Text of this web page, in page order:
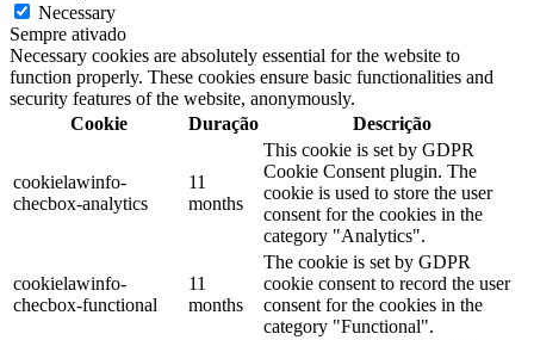
Necessary
Sempre ativado
Necessary cookies are absolutely essential for the website to
function properly. These cookies ensure basic functionalities and
security features of the website, anonymously.
Cookie
Duração Descrição
cookielawinfo-
checbox-analytics
11
months
This cookie is set by GDPR
Cookie Consent plugin. The
cookie is used to store the user
consent for the cookies in the
category "Analytics".
cookielawinfo-
checbox-functional
11
months
The cookie is set by GDPR
cookie consent to record the user
consent for the cookies in the
category "Functional".